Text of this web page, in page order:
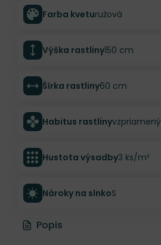
Farba kveturužová
Výška rastliny150 cm
Šírka rastliny60 cm
Habitus rastlinyvzpriamený
Hustota výsadby3 ks/m²
Nároky na slnkoS
Popis